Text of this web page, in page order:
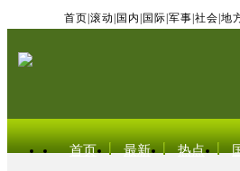
首页 滚动 国内 国际 军事 社会 地
首页 最新 热点